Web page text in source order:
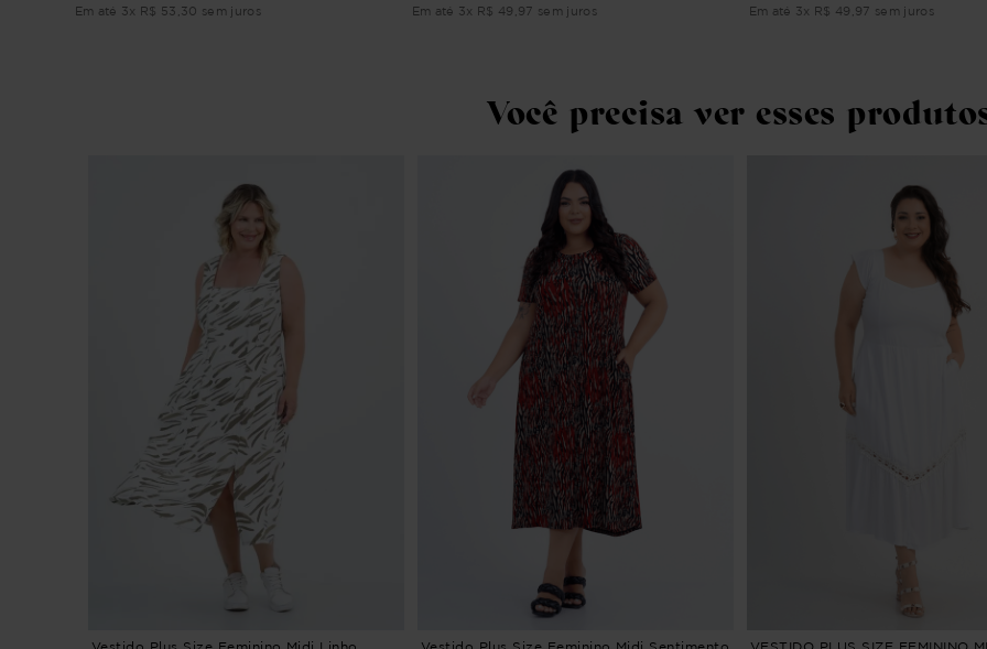
Em até 3x R$ 53 30 sem juros Em até 3x R$ 49 97 sem juros Em até 3x R$ 49 97 sem juros
Você precisa ver esses
Vestido Plus Size Feminino Midi Linho Vestido Plus Size Feminino Midi Sentimento VESTIDO PLUS SIZE FEMININO